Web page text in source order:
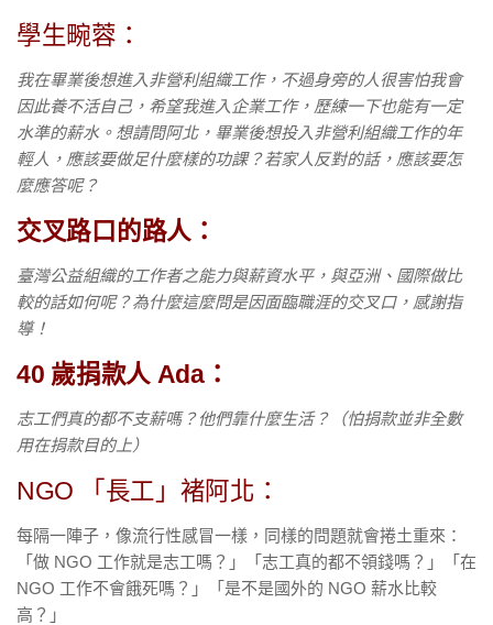
學生畹蓉：
我在畢業後想進入非營利組織工作，不過身旁的人很害怕我會
因此養不活自己，希望我進入企業工作，歷練一下也能有一定
水準的薪水。想請問阿北，畢業後想投入非營利組織工作的年
輕人，應該要做足什麼樣的功課？若家人反對的話，應該要怎
麼應答呢？
交叉路口的路人：
臺灣公益組織的工作者之能力與薪資水平，與亞洲、國際做比
較的話如何呢？為什麼這麼問是因面臨職涯的交叉口，感謝指
導！
40 歲捐款人 Ada：
志工們真的都不支薪嗎？他們靠什麼生活？（怕捐款並非全數
用在捐款目的上）
NGO 「長工」褚阿北：
每隔一陣子，像流行性感冒一樣，同樣的問題就會捲土重來：
「做 NGO 工作就是志工嗎？」「志工真的都不領錢嗎？」「在
NGO 工作不會餓死嗎？」「是不是國外的 NGO 薪水比較
高？」